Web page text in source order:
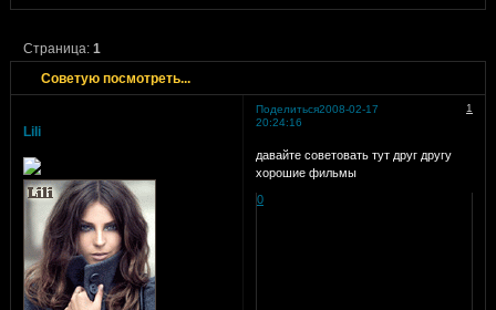
Советую посмотреть...
Страница:1
Поделиться 1
2008-02-17
20:24:16
Lili
давайте советовать тут друг другу
хорошие фильмы
0